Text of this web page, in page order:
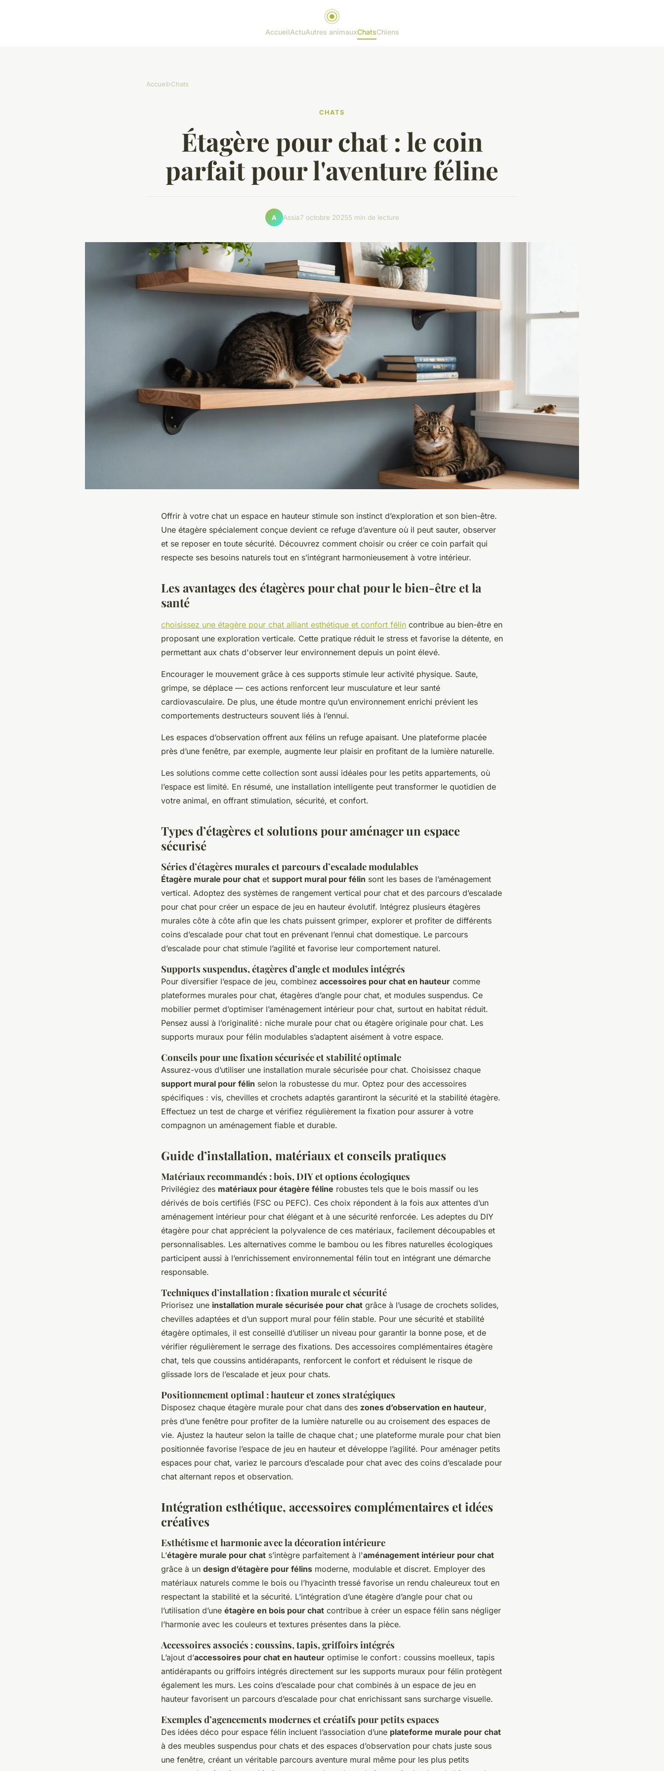
AccueilActuAutres animauxChatsChiens
Accueil›Chats
CHATS
Étagère pour chat : le coin
parfait pour l'aventure féline
A Assia7 octobre 20255 min de lecture
Offrir à votre chat un espace en hauteur stimule son instinct d’exploration et son bien-être.
Une étagère spécialement conçue devient ce refuge d’aventure où il peut sauter, observer
et se reposer en toute sécurité. Découvrez comment choisir ou créer ce coin parfait qui
respecte ses besoins naturels tout en s’intégrant harmonieusement à votre intérieur.
Les avantages des étagères pour chat pour le bien-être et la
santé
choisissez une étagère pour chat alliant esthétique et confort félin contribue au bien-être en
proposant une exploration verticale. Cette pratique réduit le stress et favorise la détente, en
permettant aux chats d'observer leur environnement depuis un point élevé.
Encourager le mouvement grâce à ces supports stimule leur activité physique. Saute,
grimpe, se déplace — ces actions renforcent leur musculature et leur santé
cardiovasculaire. De plus, une étude montre qu’un environnement enrichi prévient les
comportements destructeurs souvent liés à l’ennui.
Les espaces d’observation offrent aux félins un refuge apaisant. Une plateforme placée
près d’une fenêtre, par exemple, augmente leur plaisir en profitant de la lumière naturelle.
Les solutions comme cette collection sont aussi idéales pour les petits appartements, où
l’espace est limité. En résumé, une installation intelligente peut transformer le quotidien de
votre animal, en offrant stimulation, sécurité, et confort.
Types d’étagères et solutions pour aménager un espace
sécurisé
Séries d’étagères murales et parcours d’escalade modulables
Étagère murale pour chat et support mural pour félin sont les bases de l’aménagement
vertical. Adoptez des systèmes de rangement vertical pour chat et des parcours d’escalade
pour chat pour créer un espace de jeu en hauteur évolutif. Intégrez plusieurs étagères
murales côte à côte afin que les chats puissent grimper, explorer et profiter de différents
coins d’escalade pour chat tout en prévenant l’ennui chat domestique. Le parcours
d’escalade pour chat stimule l’agilité et favorise leur comportement naturel.
Supports suspendus, étagères d’angle et modules intégrés
Pour diversifier l’espace de jeu, combinez accessoires pour chat en hauteur comme
plateformes murales pour chat, étagères d’angle pour chat, et modules suspendus. Ce
mobilier permet d’optimiser l’aménagement intérieur pour chat, surtout en habitat réduit.
Pensez aussi à l’originalité : niche murale pour chat ou étagère originale pour chat. Les
supports muraux pour félin modulables s’adaptent aisément à votre espace.
Conseils pour une fixation sécurisée et stabilité optimale
Assurez-vous d’utiliser une installation murale sécurisée pour chat. Choisissez chaque
support mural pour félin selon la robustesse du mur. Optez pour des accessoires
spécifiques : vis, chevilles et crochets adaptés garantiront la sécurité et la stabilité étagère.
Effectuez un test de charge et vérifiez régulièrement la fixation pour assurer à votre
compagnon un aménagement fiable et durable.
Guide d’installation, matériaux et conseils pratiques
Matériaux recommandés : bois, DIY et options écologiques
Privilégiez des matériaux pour étagère féline robustes tels que le bois massif ou les
dérivés de bois certifiés (FSC ou PEFC). Ces choix répondent à la fois aux attentes d’un
aménagement intérieur pour chat élégant et à une sécurité renforcée. Les adeptes du DIY
étagère pour chat apprécient la polyvalence de ces matériaux, facilement découpables et
personnalisables. Les alternatives comme le bambou ou les fibres naturelles écologiques
participent aussi à l’enrichissement environnemental félin tout en intégrant une démarche
responsable.
Techniques d’installation : fixation murale et sécurité
Priorisez une installation murale sécurisée pour chat grâce à l’usage de crochets solides,
chevilles adaptées et d’un support mural pour félin stable. Pour une sécurité et stabilité
étagère optimales, il est conseillé d’utiliser un niveau pour garantir la bonne pose, et de
vérifier régulièrement le serrage des fixations. Des accessoires complémentaires étagère
chat, tels que coussins antidérapants, renforcent le confort et réduisent le risque de
glissade lors de l’escalade et jeux pour chats.
Positionnement optimal : hauteur et zones stratégiques
Disposez chaque étagère murale pour chat dans des zones d’observation en hauteur,
près d’une fenêtre pour profiter de la lumière naturelle ou au croisement des espaces de
vie. Ajustez la hauteur selon la taille de chaque chat ; une plateforme murale pour chat bien
positionnée favorise l’espace de jeu en hauteur et développe l’agilité. Pour aménager petits
espaces pour chat, variez le parcours d’escalade pour chat avec des coins d’escalade pour
chat alternant repos et observation.
Intégration esthétique, accessoires complémentaires et idées
créatives
Esthétisme et harmonie avec la décoration intérieure
L’étagère murale pour chat s’intègre parfaitement à l'aménagement intérieur pour chat
grâce à un design d’étagère pour félins moderne, modulable et discret. Employer des
matériaux naturels comme le bois ou l’hyacinth tressé favorise un rendu chaleureux tout en
respectant la stabilité et la sécurité. L’intégration d’une étagère d’angle pour chat ou
l’utilisation d’une étagère en bois pour chat contribue à créer un espace félin sans négliger
l’harmonie avec les couleurs et textures présentes dans la pièce.
Accessoires associés : coussins, tapis, griffoirs intégrés
L’ajout d’accessoires pour chat en hauteur optimise le confort : coussins moelleux, tapis
antidérapants ou griffoirs intégrés directement sur les supports muraux pour félin protègent
également les murs. Les coins d’escalade pour chat combinés à un espace de jeu en
hauteur favorisent un parcours d’escalade pour chat enrichissant sans surcharge visuelle.
Exemples d’agencements modernes et créatifs pour petits espaces
Des idées déco pour espace félin incluent l’association d’une plateforme murale pour chat
à des meubles suspendus pour chats et des espaces d’observation pour chats juste sous
une fenêtre, créant un véritable parcours aventure mural même pour les plus petits